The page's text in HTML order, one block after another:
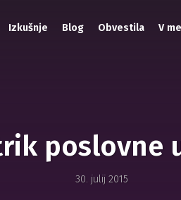
Izkušnje Blog Obvestila V
poslovne
30. julij 2015